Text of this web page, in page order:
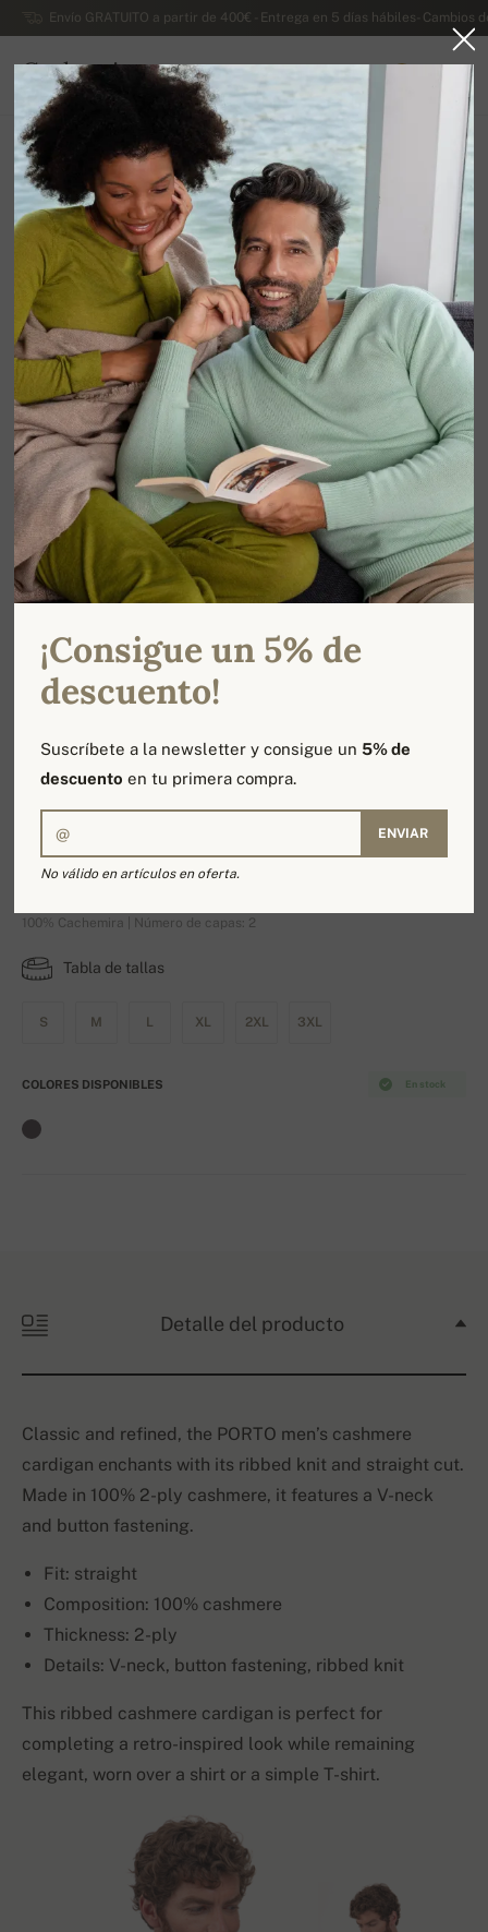
Envío GRATUITO a partir de 400€ - Entrega en 5 días hábiles- Cambios
Cachemira
ESPAÑA
Ir a la página principal
Lujosos jerseys de cachemira de caballero
Jerseys de cachemira de caballero con botones
Porto
100% Cachemira | Número de capas: 2
Tabla de tallas
S M L XL 2XL 3XL
En stock
COLORES DISPONIBLES
Detalle del producto
Classic and refined, the PORTO men’s cashmere
cardigan enchants with its ribbed knit and straight cut.
Made in 100% 2-ply cashmere, it features a V-neck
and button fastening.
Fit: straight
Composition: 100% cashmere
Thickness: 2-ply
Details: V-neck, button fastening, ribbed knit
This ribbed cashmere cardigan is perfect for
completing a retro-inspired look while remaining
elegant, worn over a shirt or a simple T-shirt.
¡Consigue un 5% de
descuento!
Suscríbete a la newsletter y consigue un5% de
descuento en tu primera compra.
ENVIAR
No válido en artículos en oferta.